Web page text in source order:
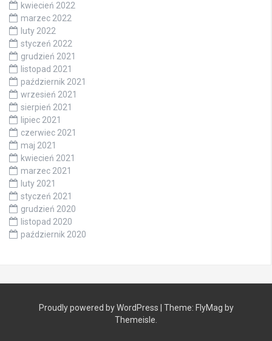
kwiecień 2022
marzec 2022
luty 2022
styczeń 2022
grudzień 2021
listopad 2021
październik 2021
wrzesień 2021
sierpień 2021
lipiec 2021
czerwiec 2021
maj 2021
kwiecień 2021
marzec 2021
luty 2021
styczeń 2021
grudzień 2020
listopad 2020
październik 2020
Proudly powered by WordPress Theme: FlyMag by
Themeisle.